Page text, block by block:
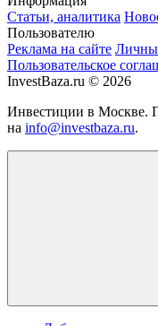
Статьи, аналитика
Пользователю
Реклама на сайте
Пользовательское
InvestBaza.ru © 2026
Инвестиции в Москве.
на info@investbaza.ru.